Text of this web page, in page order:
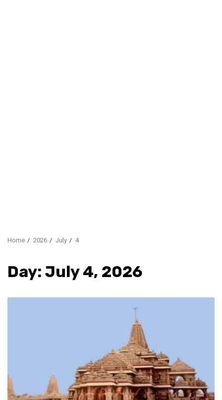
Home 2026 July 4
Day: July 4, 2026